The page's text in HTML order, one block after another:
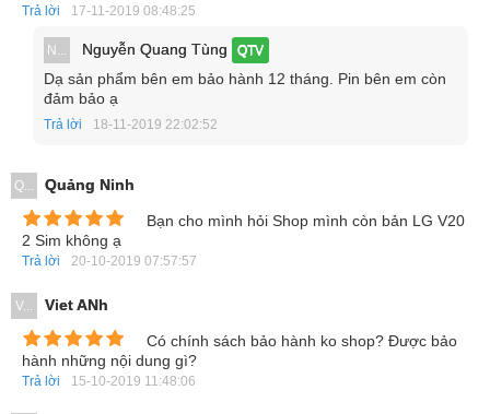
Màn hình phụ trên LG V20 cũng sẽ có nhiều cải tiến thú vị
Trả lời 17-11-2019 08:48:25
N... Nguyễn Quang Tùng QTV
Dạ sản phẩm bên em bảo hành 12 tháng. Pin bên em còn
đảm bảo ạ
Trả lời 18-11-2019 22:02:52
Q... Quảng Ninh
Bạn cho mình hỏi Shop mình còn bản LG V20
2 Sim không ạ
Trả lời 20-10-2019 07:57:57
V... Viet ANh
Có chính sách bảo hành ko shop? Được bảo
hành những nội dung gì?
Trả lời 15-10-2019 11:48:06